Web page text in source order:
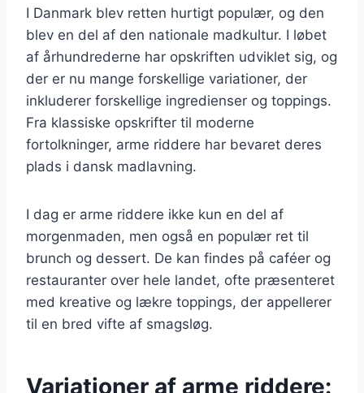
I Danmark blev retten hurtigt populær, og den
blev en del af den nationale madkultur. I løbet
af århundrederne har opskriften udviklet sig, og
der er nu mange forskellige variationer, der
inkluderer forskellige ingredienser og toppings.
Fra klassiske opskrifter til moderne
fortolkninger, arme riddere har bevaret deres
plads i dansk madlavning.
I dag er arme riddere ikke kun en del af
morgenmaden, men også en populær ret til
brunch og dessert. De kan findes på caféer og
restauranter over hele landet, ofte præsenteret
med kreative og lækre toppings, der appellerer
til en bred vifte af smagsløg.
Variationer af arme riddere: